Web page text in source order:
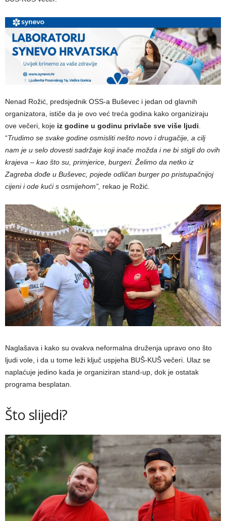
Nenad Rožić, predsjednik OSS-a Buševec i jedan od glavnih
organizatora, ističe da je ovo već treća godina kako organiziraju
ove večeri, koje iz godine u godinu privlače sve više ljudi.
“Trudimo se svake godine osmisliti nešto novo i drugačije, a cilj
nam je u selo dovesti sadržaje koji inače možda i ne bi stigli do ovih
krajeva – kao što su, primjerice, burgeri. Želimo da netko iz
Zagreba dođe u Buševec, pojede odličan burger po pristupačnijoj
cijeni i ode kući s osmijehom”, rekao je Rožić.
Naglašava i kako su ovakva neformalna druženja upravo ono što
ljudi vole, i da u tome leži ključ uspjeha BUŠ-KUŠ večeri. Ulaz se
naplaćuje jedino kada je organiziran stand-up, dok je ostatak
programa besplatan.
Što slijedi?